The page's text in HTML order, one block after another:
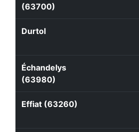
(63700)
Durtol
Échandelys
(63980)
Effiat (63260)